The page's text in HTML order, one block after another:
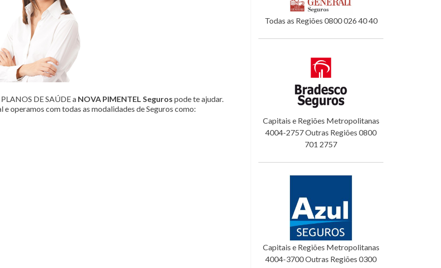
DE SAÚDE a NOVA PIMENTEL Seguros pode te ajudar.
operamos com todas as modalidades de Seguros como:
Todas as Regiões 0800 026 40 40
Capitais e Regiões Metropolitanas
4004-2757 Outras Regiões 0800
701 2757
Capitais e Regiões Metropolitanas
4004-3700 Outras Regiões 0300